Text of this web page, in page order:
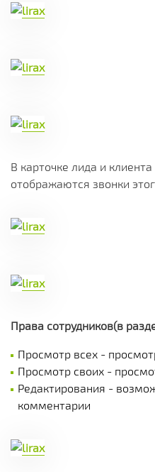
В карточке лида и
отображаются звонки
Права сотрудников(в
Просмотр всех -
Просмотр своих -
Редактирования -
комментарии